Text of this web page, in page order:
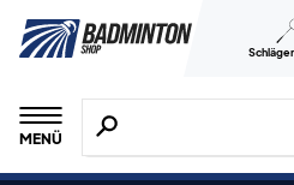
MENÜ
Suche nach Produkten,